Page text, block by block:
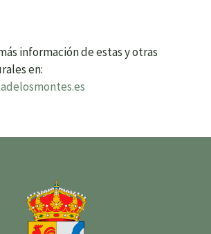
información de estas y otras
en: